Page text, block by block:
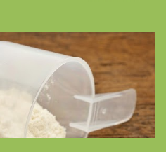
въглехидрати за 1 блок.
в 100 г продукт = мазнините за